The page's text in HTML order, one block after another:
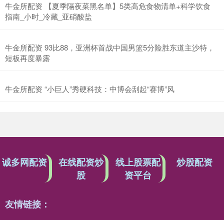
牛金所配资 【夏季隔夜菜黑名单】5类高危食物清单+科学饮食
指南_小时_冷藏_亚硝酸盐
牛金所配资 93比88，亚洲杯首战中国男篮5分险胜东道主沙特，
短板再度暴露
牛金所配资 “小巨人”秀硬科技：中博会刮起“赛博”风
诚多网配资
在线配资炒
股
线上股票配
资平台
炒股配资
友情链接：